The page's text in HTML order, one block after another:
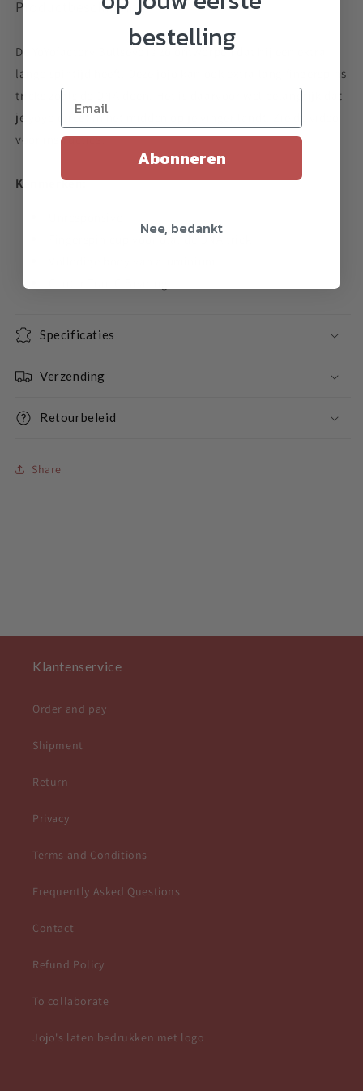
Productbeschrijving:
De YoYofactory Bullseye is zo ontworpen dat hij een extra
lange spintijd heeft. Deze jojo kan ook extra lang fingerspins
tricks zoals de DNA doen. Het is daarvoor wel belangrijk dat
je yoyo direct in het midden op je vinger landt. Zie de video
voor instructies!
Kenmerken:
Fingerspin cup voor o.a. de DNA trick
Specificaties
Verzending
Retourbeleid
Share
Klantenservice
Order and pay
Shipment
Return
Privacy
Terms and Conditions
Frequently Asked Questions
Contact
Refund Policy
To collaborate
Jojo's laten bedrukken met logo
bestelling
Abonneren
Nee, bedankt